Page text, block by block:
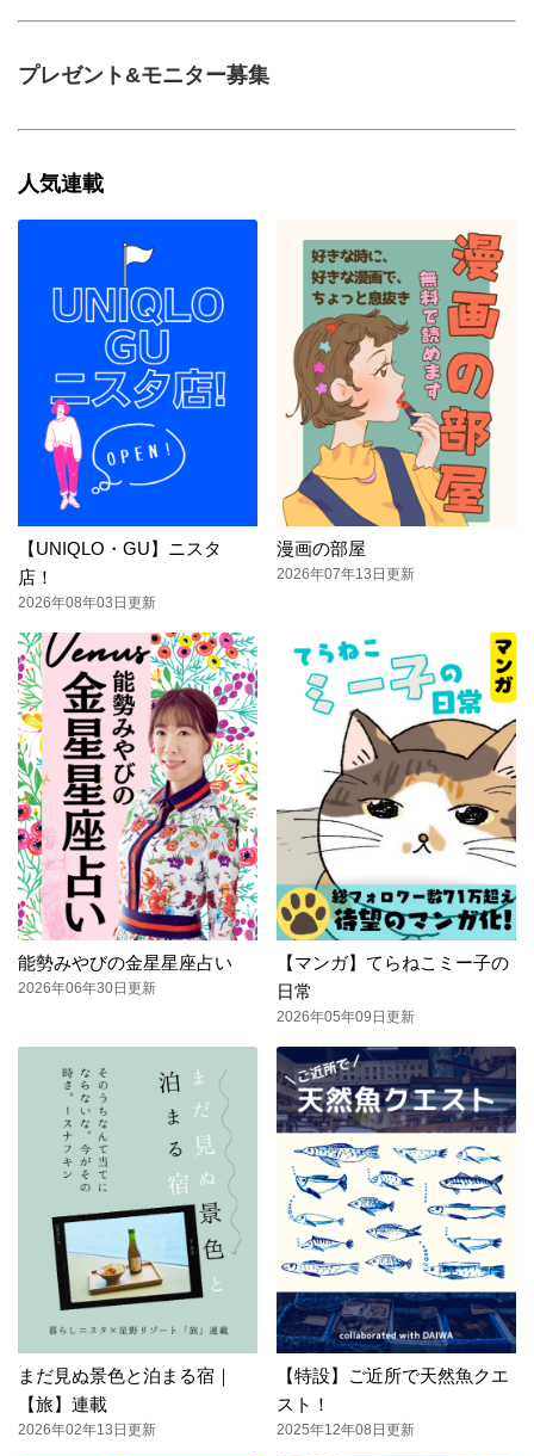
プレゼント&モニター募集
人気連載
【UNIQLO・GU】ニスタ
店！
2026年08年03日更新
漫画の部屋
2026年07年13日更新
能勢みやびの金星星座占い
2026年06年30日更新
【マンガ】てらねこミー子の
日常
2026年05年09日更新
まだ見ぬ景色と泊まる宿｜
【旅】連載
2026年02年13日更新
【特設】ご近所で天然魚クエ
スト！
2025年12年08日更新